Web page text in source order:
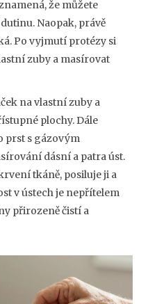
že můžete
Naopak, právě
Po vyjmutí protézy si
zuby a masírovat
na vlastní zuby a
plochy. Dále
prst s gázovým
dásní a patra úst.
tkáně, posiluje ji a
v ústech je nepřítelem
přirozeně čistí a